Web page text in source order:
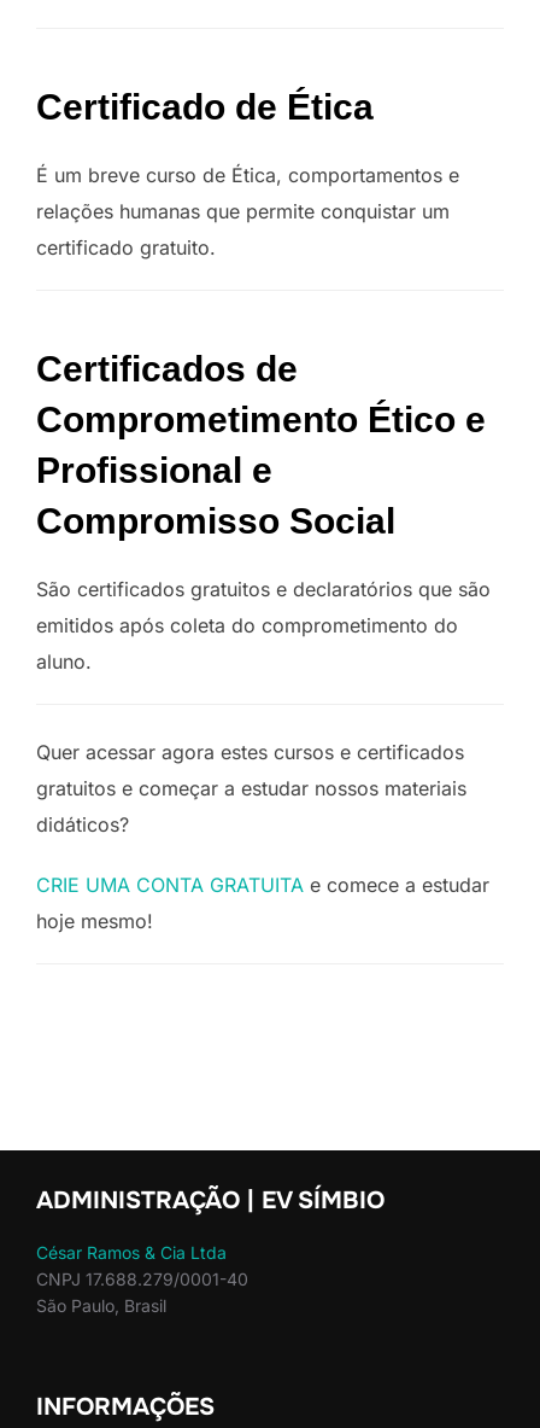
Certificado de Ética
É um breve curso de Ética, comportamentos e
relações humanas que permite conquistar um
certificado gratuito.
Certificados de
Comprometimento Ético e
Profissional e
Compromisso Social
São certificados gratuitos e declaratórios que são
emitidos após coleta do comprometimento do
aluno.
Quer acessar agora estes cursos e certificados
gratuitos e começar a estudar nossos materiais
didáticos?
CRIE UMA CONTA GRATUITA e comece a estudar
hoje mesmo!
ADMINISTRAÇÃO | EV SÍMBIO
César Ramos & Cia Ltda
CNPJ 17.688.279/0001-40
São Paulo, Brasil
INFORMAÇÕES